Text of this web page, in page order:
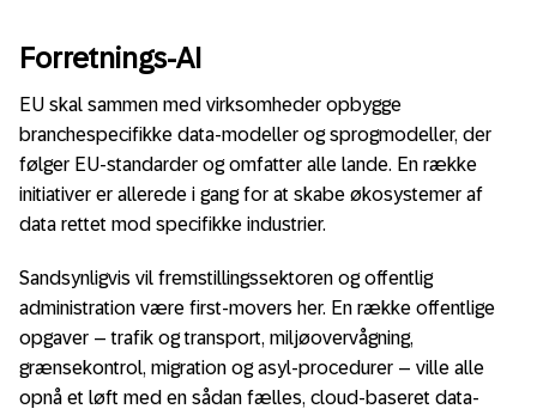
Forretnings-AI
EU skal sammen med virksomheder opbygge
branchespecifikke data-modeller og sprogmodeller, der
følger EU-standarder og omfatter alle lande. En række
initiativer er allerede i gang for at skabe økosystemer af
data rettet mod specifikke industrier.
Sandsynligvis vil fremstillingssektoren og offentlig
administration være first-movers her. En række offentlige
opgaver – trafik og transport, miljøovervågning,
grænsekontrol, migration og asyl-procedurer – ville alle
opnå et løft med en sådan fælles, cloud-baseret data-